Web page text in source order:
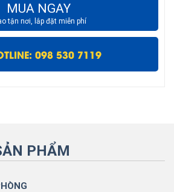
MUA NGAY
tận nơi, lắp đặt miễn phí
098 530 7119
PHẨM